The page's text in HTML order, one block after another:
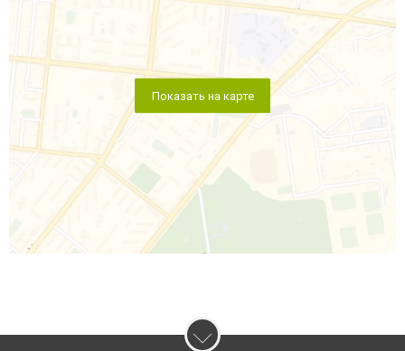
Показать на карте